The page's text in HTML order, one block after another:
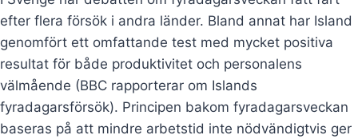
efter flera försök i andra länder. Bland annat har Island
genomfört ett omfattande test med mycket positiva
resultat för både produktivitet och personalens
välmående (BBC rapporterar om Islands
fyradagarsförsök). Principen bakom fyradagarsveckan
baseras på att mindre arbetstid inte nödvändigtvis ger